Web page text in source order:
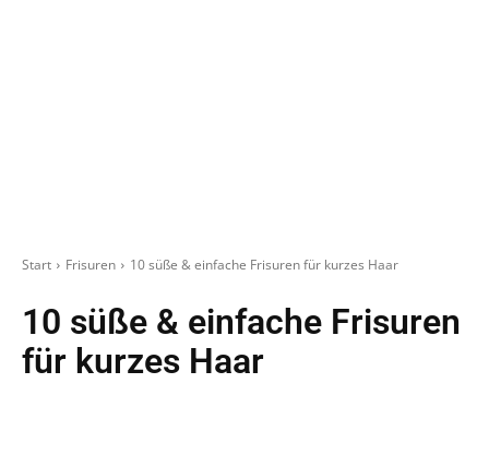
Start Frisuren 10 süße & einfache Frisuren für kurzes Haar
10 süße & einfache Frisuren
für kurzes Haar